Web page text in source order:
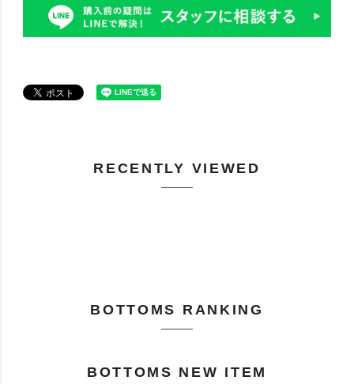
RECENTLY VIEWED
BOTTOMS RANKING
BOTTOMS NEW ITEM